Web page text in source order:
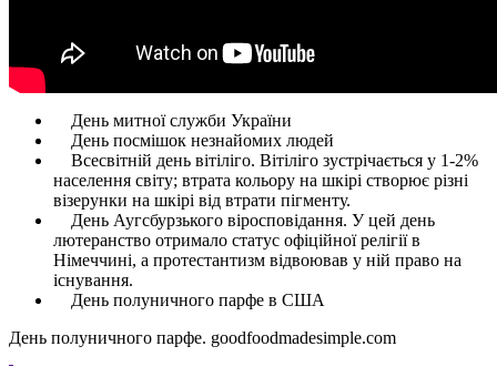
День митної служби України
День посмішок незнайомих людей
Всесвітній день вітіліго. Вітіліго зустрічається у 1-2%
населення світу; втрата кольору на шкірі створює різні
візерунки на шкірі від втрати пігменту.
День Аугсбурзького віросповідання. У цей день
лютеранство отримало статус офіційної релігії в
Німеччині, а протестантизм відвоював у ній право на
існування.
День полуничного парфе в США
День полуничного парфе. goodfoodmadesimple.com